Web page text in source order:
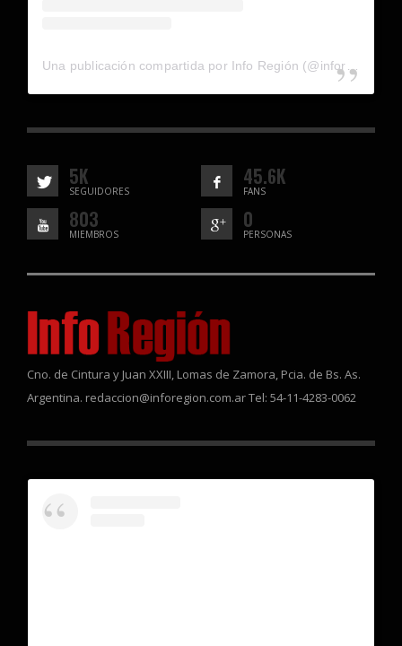
Una publicación compartida por Info Región (@inforegion_redes)
5K
SEGUIDORES
45.6K
FANS
803
MIEMBROS
0
PERSONAS
Cno. de Cintura y Juan XXIII, Lomas de Zamora, Pcia. de Bs. As.
Argentina. redaccion@inforegion.com.ar Tel: 54-11-4283-0062